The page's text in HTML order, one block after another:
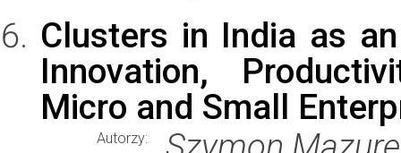
Clusters in India as
Innovation,
Micro and Small
Autorzy: